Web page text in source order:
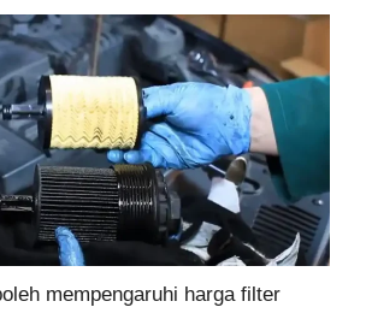
mempengaruhi harga filter